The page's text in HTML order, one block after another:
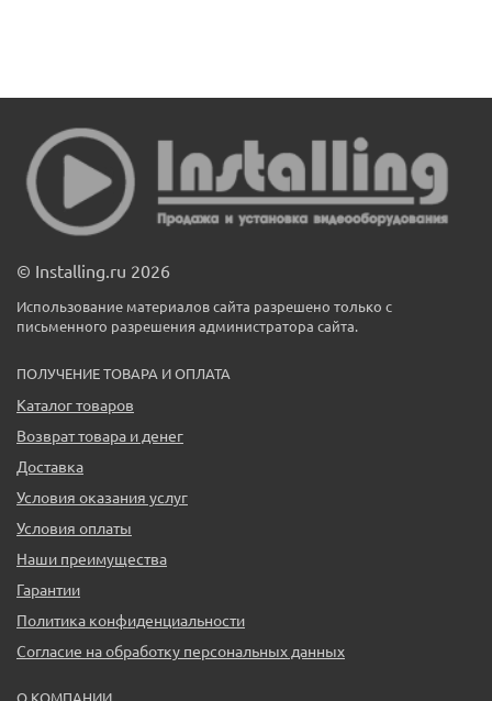
© Installing.ru 2026
Использование материалов сайта разрешено только с
письменного разрешения администратора сайта.
ПОЛУЧЕНИЕ ТОВАРА И ОПЛАТА
Каталог товаров
Возврат товара и денег
Доставка
Условия оказания услуг
Условия оплаты
Наши преимущества
Гарантии
Политика конфиденциальности
Согласие на обработку персональных данных
О КОМПАНИИ